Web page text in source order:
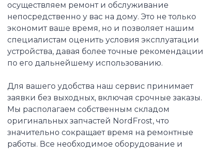
осуществляем ремонт и обслуживание
непосредственно у вас на дому. Это не только
экономит ваше время, но и позволяет нашим
специалистам оценить условия эксплуатации
устройства, давая более точные рекомендации
по его дальнейшему использованию.
Для вашего удобства наш сервис принимает
заявки без выходных, включая срочные заказы.
Мы располагаем собственным складом
оригинальных запчастей NordFrost, что
значительно сокращает время на ремонтные
работы. Все необходимое оборудование и